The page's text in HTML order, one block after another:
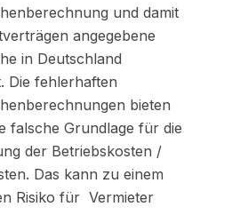
und damit
angegebene
in Deutschland
Die fehlerhaften
bieten
falsche Grundlage für die
der Betriebskosten /
Das kann zu einem
Risiko für Vermieter